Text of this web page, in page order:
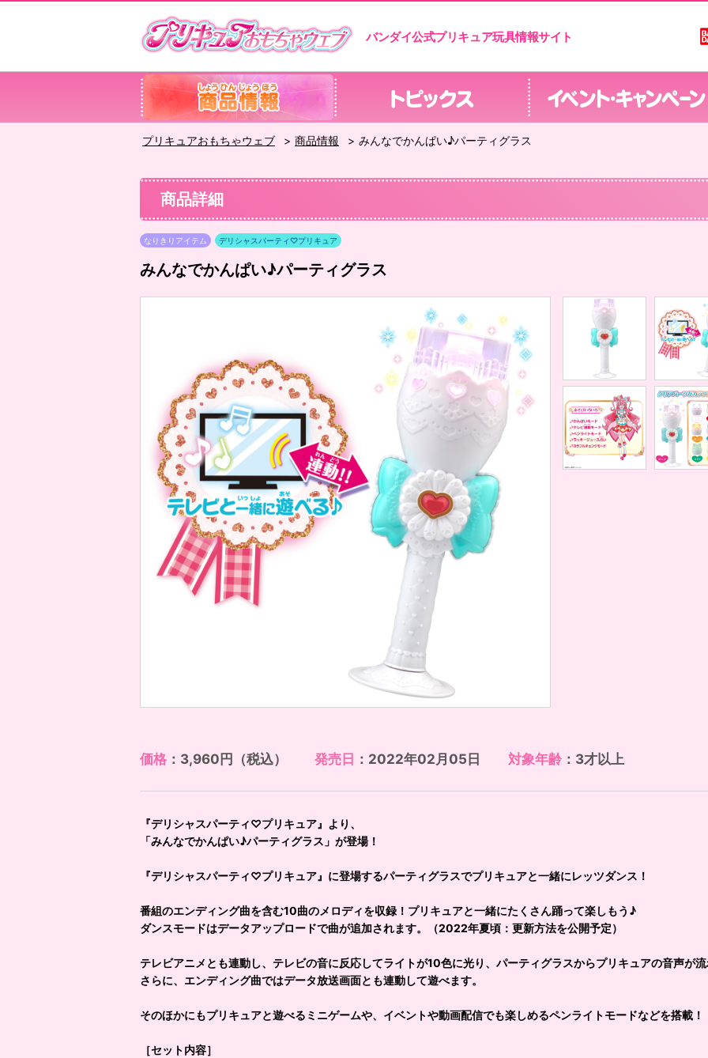
バンダイ公式プリキュア玩具情報サイト
プリキュアおもちゃウェブ 商品情報 みんなでかんぱい♪パーティグラス
商品詳細
なりきりアイテム デリシャスパーティ♡プリキュア
みんなでかんぱい♪パーティグラス
価格 ：3,960円（税込） 発売日 ：2022年02月05日 対象年齢 ：3才以上
『デリシャスパーティ♡プリキュア』より、
「みんなでかんぱい♪パーティグラス」が登場！
『デリシャスパーティ♡プリキュア』に登場するパーティグラスでプリキュアと一緒にレッツダンス！
番組のエンディング曲を含む10曲のメロディを収録！プリキュアと一緒にたくさん踊って楽しもう♪
ダンスモードはデータアップロードで曲が追加されます。（2022年夏頃：更新方法を公開予定）
テレビアニメとも連動し、テレビの音に反応してライトが10色に光り、パーティグラスからプリキュアの音声が
さらに、エンディング曲ではデータ放送画面とも連動して遊べます。
そのほかにもプリキュアと遊べるミニゲームや、イベントや動画配信でも楽しめるペンライトモードなどを搭載！
［セット内容］